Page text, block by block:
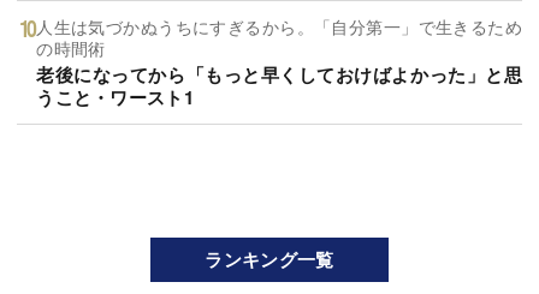
人生は気づかぬうちにすぎるから。「自分第一」で生きるため
の時間術
老後になってから「もっと早くしておけばよかった」と思
うこと・ワースト1
ランキング一覧